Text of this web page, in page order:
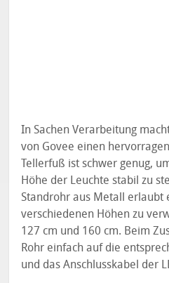
In Sachen Verarbeitung
von Govee einen
Tellerfuß ist schwer genug,
Höhe der Leuchte stabil zu
Standrohr aus Metall erlaubt
verschiedenen Höhen zu
127 cm und 160 cm. Beim
Rohr einfach auf die
und das Anschlusskabel der